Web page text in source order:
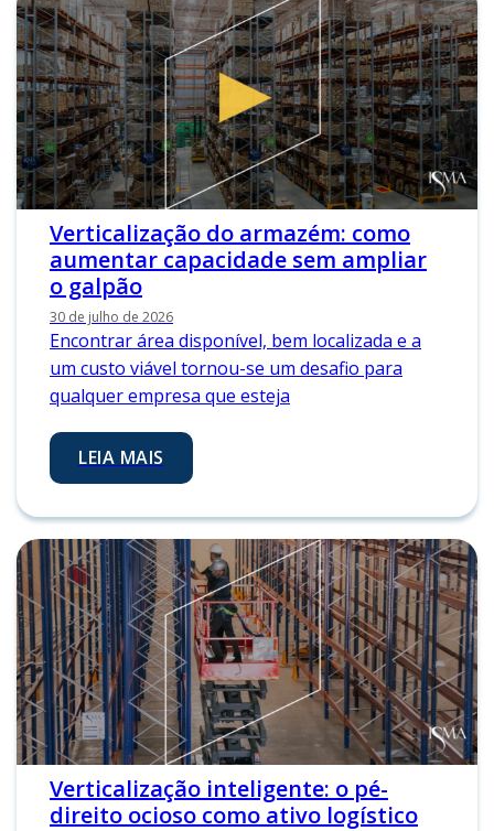
Verticalização do armazém: como
aumentar capacidade sem ampliar
o galpão
30 de julho de 2026
Encontrar área disponível, bem localizada e a
um custo viável tornou-se um desafio para
qualquer empresa que esteja
LEIA MAIS
Verticalização inteligente: o pé-
direito ocioso como ativo logístico